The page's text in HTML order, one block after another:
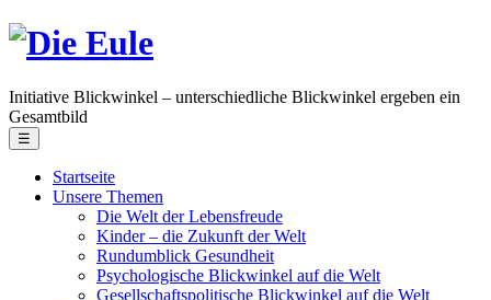
Skip
content
Die
Eule
Initiative Blickwinkel – unterschiedliche Blickwinkel ergeben ein
Gesamtbild
☰
Startseite
Unsere Themen
Die Welt der Lebensfreude
Kinder – die Zukunft der Welt
Rundumblick Gesundheit
Psychologische Blickwinkel auf die Welt
Gesellschaftspolitische Blickwinkel auf die Welt